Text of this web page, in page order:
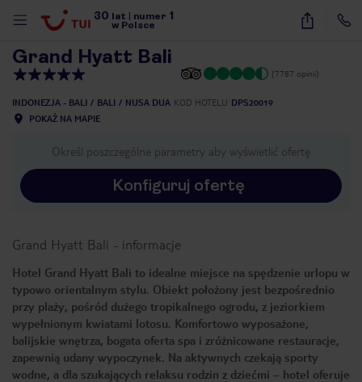
30 lat numer 1
w Polsce
31
Grand Hyatt Bali
(7787 opinii)
INDONEZJA - BALI BALI NUSA DUA KOD HOTELU DPS20019
POKAŻ NA MAPIE
Określ poszczególne parametry aby wyświetlić ofertę
Konfiguruj ofertę
Grand Hyatt Bali - informacje
Hotel Grand Hyatt Bali to idealne miejsce na spędzenie urlopu w
typowo orientalnym stylu. Obiekt położony jest bezpośrednio
przy plaży, pośród dużego tropikalnego ogrodu, z jeziorkiem
wypełnionym kwiatami lotosu. Komfortowo wyposażone,
balijskie wnętrza, bogata oferta spa i zróżnicowane restauracje,
zapewnią udany wypoczynek. Na aktywnych czekają sporty
wodne, a dla szukających relaksu rodzin z dziećmi – hotel oferuje